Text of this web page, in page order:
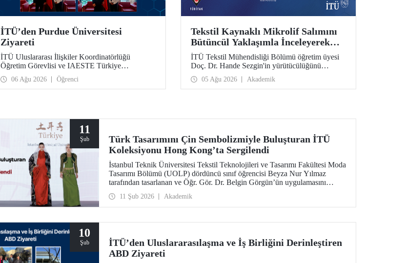
İTÜ’den Purdue Üniversitesi
Ziyareti
İTÜ Uluslararası İlişkiler Koordinatörlüğü
Öğretim Görevlisi ve IAESTE Türkiye
Sorumlusu Cahit Okan, akademik ilişkileri ve iş
birliğini geliştirmek amacıyla 20-27 Temmuz
tarihlerinde ABD’de dünyanın önde gelen
06 Ağu 2026 Öğrenci
Tekstil Kaynaklı Mikrolif Salımını
Bütüncül Yaklaşımla İnceleyerek
Analiz ve Azaltım Stratejileri
Geliştirecek Projeye TÜBİTAK
Desteği
İTÜ Tekstil Mühendisliği Bölümü öğretim üyesi
Doç. Dr. Hande Sezgin'in yürütücülüğünü
üstlendiği “Sürdürülebilir Pamuk ve Polyester
Esaslı Tekstil Ürünlerinde Kullanım Koşullarına
Bağlı Mikrolif Salımı: Aşınma, UV Maruziyeti ve
proje, TÜBİTAK 2515 – COST Aksiyon Üyeleri
desteklenmeye hak kazandı.
05 Ağu 2026 Akademik
11
Şub
Türk Tasarımını Çin Sembolizmiyle Buluşturan İTÜ
Koleksiyonu Hong Kong’ta Sergilendi
İstanbul Teknik Üniversitesi Tekstil Teknolojileri ve Tasarımı Fakültesi Moda
Tasarımı Bölümü (UOLP) dördüncü sınıf öğrencisi Beyza Nur Yılmaz
tarafından tasarlanan ve Öğr. Gör. Dr. Belgin Görgün’ün uygulamasını
Fashion Gala 2025” kapsamında sergilenmeye hak kazandı. Koleksiyon,
The Hong Kong Polytechnic University (PolyU) ev sahipliğinde düzenlenen
11 Şub 2026 Akademik
10
Şub
İTÜ’den Uluslararasılaşma ve İş Birliğini Derinleştiren
ABD Ziyareti